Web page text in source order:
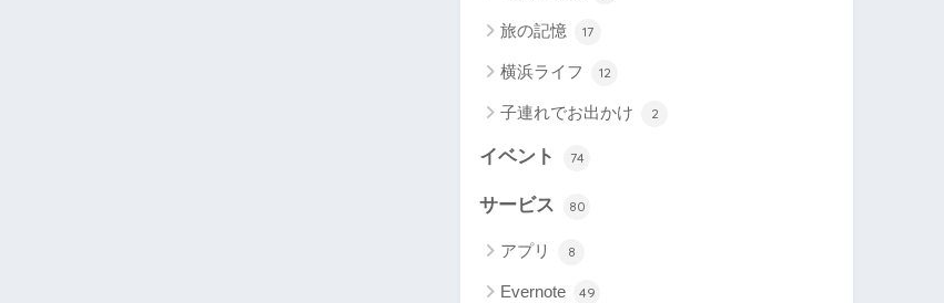
旅の記憶 17
横浜ライフ 12
子連れでお出かけ 2
イベント 74
サービス 80
アプリ 8
Evernote 49